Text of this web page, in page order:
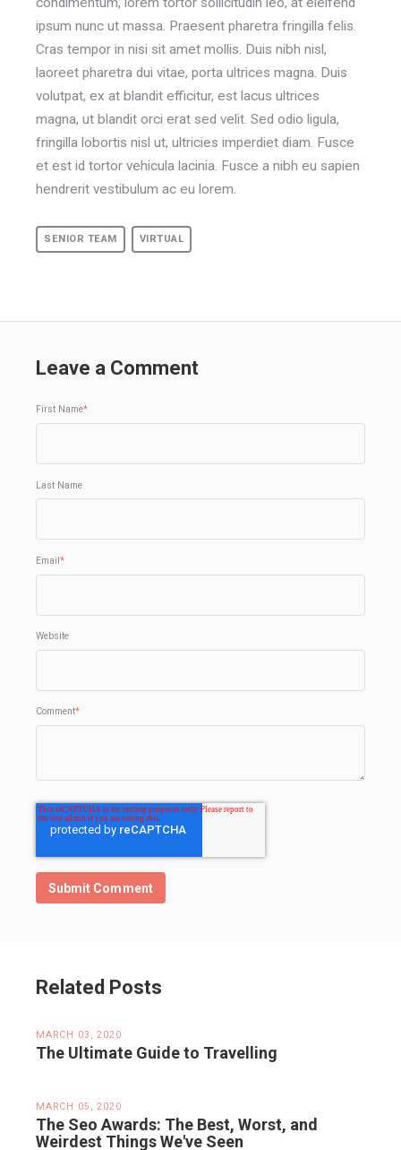
ipsum nunc ut massa. Praesent pharetra fringilla felis.
Cras tempor in nisi sit amet mollis. Duis nibh nisl,
laoreet pharetra dui vitae, porta ultrices magna. Duis
volutpat, ex at blandit efficitur, est lacus ultrices
magna, ut blandit orci erat sed velit. Sed odio ligula,
fringilla lobortis nisl ut, ultricies imperdiet diam. Fusce
et est id tortor vehicula lacinia. Fusce a nibh eu sapien
hendrerit vestibulum ac eu lorem.
SENIOR TEAM VIRTUAL
Leave a Comment
First Name*
Last Name
Email*
Website
Comment*
Related Posts
MARCH 03, 2020
The Ultimate Guide to Travelling
MARCH 05, 2020
The Seo Awards: The Best, Worst, and
Weirdest Things We've Seen